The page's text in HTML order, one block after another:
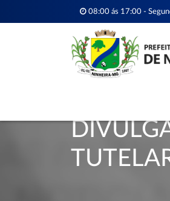
08:00 ás 17:00 -